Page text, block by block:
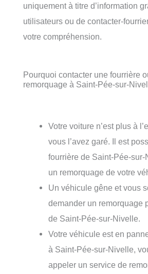
uniquement à titre d’information
utilisateurs ou de contacter-
votre compréhension.
Pourquoi contacter une fourrière
remorquage à Saint-Pée-sur-
Votre voiture n’est plus à
vous l’avez garé. Il est
fourrière de Saint-Pée-
un remorquage de votre
Un véhicule gêne et vous
demander un remorquage
de Saint-Pée-sur-Nivelle.
Votre véhicule est en
à Saint-Pée-sur-Nivelle,
appeler un service de